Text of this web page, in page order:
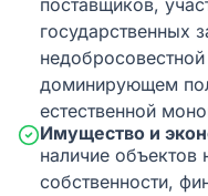
поставщиков,
государственных
доминирующем
естественной
Имущество и
наличие объектов
собственности,